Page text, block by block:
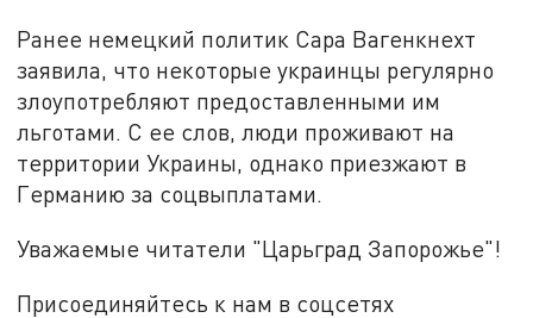
Ранее немецкий политик Сара Вагенкнехт
заявила, что некоторые украинцы регулярно
злоупотребляют предоставленными им
льготами. С ее слов, люди проживают на
территории Украины, однако приезжают в
Германию за соцвыплатами.
Уважаемые читатели "Царьград Запорожье"!
Присоединяйтесь к нам в соцсетях